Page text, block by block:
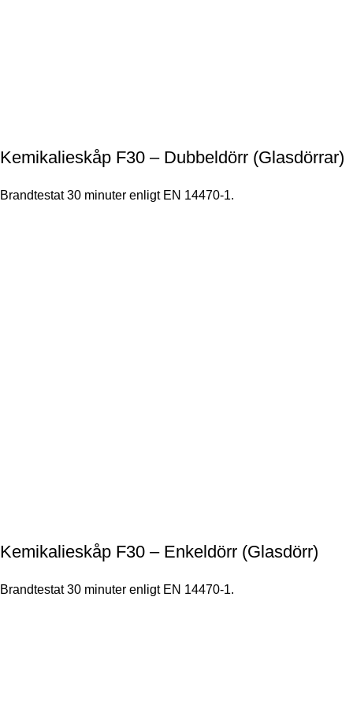
Kemikalieskåp F30 – Dubbeldörr (Glasdörrar)
Brandtestat 30 minuter enligt EN 14470-1.
Kemikalieskåp F30 – Enkeldörr (Glasdörr)
Brandtestat 30 minuter enligt EN 14470-1.